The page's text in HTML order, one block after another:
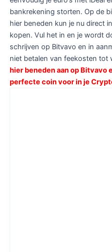
bankrekening storten. Op de
hier beneden kun je nu direct
kopen. Vul het in en je wordt
schrijven op Bitvavo en in
niet betalen van feekosten tot
hier beneden aan op Bitvavo
perfecte coin voor in je